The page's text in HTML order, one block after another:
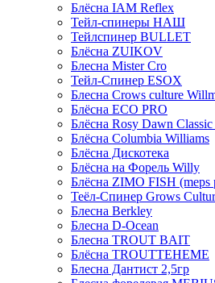
Блёсна IAM Reflex
Тейл-спинеры НАШ
Тейлспинер BULLET
Блёсна ZUIKOV
Блесна Mister Cro
Тейл-Спинер ESOX
Блесна Crows culture
Блёсна ECO PRO
Блёсна Rosy Dawn Classic
Блёсна Columbia Williams
Блёсна Дискотека
Блёсна на Форель Willy
Блёсна ZIMO FISH (meps
Теёл-Спинер Grows
Блесна Berkley
Блесна D-Ocean
Блесна TROUT BAIT
Блёсна TROUTTEHEME
Блесна Дантист 2,5гр